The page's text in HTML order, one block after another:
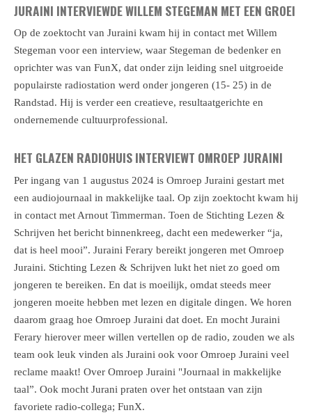
JURAINI INTERVIEWDE WILLEM STEGEMAN MET EEN GROEI
Op de zoektocht van Juraini kwam hij in contact met Willem
Stegeman voor een interview, waar Stegeman de bedenker en
oprichter was van FunX, dat onder zijn leiding snel uitgroeide
populairste radiostation werd onder jongeren (15- 25) in de
Randstad. Hij is verder een creatieve, resultaatgerichte en
ondernemende cultuurprofessional.
HET GLAZEN RADIOHUIS INTERVIEWT OMROEP JURAINI
Per ingang van 1 augustus 2024 is Omroep Juraini gestart met
een audiojournaal in makkelijke taal. Op zijn zoektocht kwam hij
in contact met Arnout Timmerman. Toen de Stichting Lezen &
Schrijven het bericht binnenkreeg, dacht een medewerker “ja,
dat is heel mooi”. Juraini Ferary bereikt jongeren met Omroep
Juraini. Stichting Lezen & Schrijven lukt het niet zo goed om
jongeren te bereiken. En dat is moeilijk, omdat steeds meer
jongeren moeite hebben met lezen en digitale dingen. We horen
daarom graag hoe Omroep Juraini dat doet. En mocht Juraini
Ferary hierover meer willen vertellen op de radio, zouden we als
team ook leuk vinden als Juraini ook voor Omroep Juraini veel
reclame maakt! Over Omroep Juraini "Journaal in makkelijke
taal”. Ook mocht Jurani praten over het ontstaan van zijn
favoriete radio-collega; FunX.